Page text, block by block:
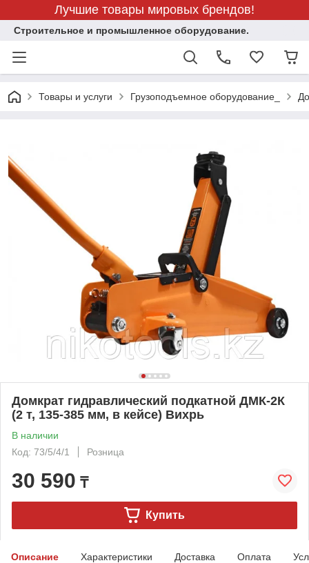
Лучшие товары мировых брендов!
Строительное и промышленное оборудование.
Товары и услуги Грузоподъемное оборудование_
Домкрат гидравлический подкатной ДМК-2К
(2 т, 135-385 мм, в кейсе) Вихрь
В наличии
Код: 73/5/4/1
Розница
30 590 ₸
Купить
Описание Характеристики Доставка Оплата